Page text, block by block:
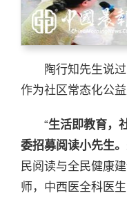
陶行知先生说
作为社区常态化公
“生活即教育，
委招募阅读小先生。
民阅读与全民健康
师，中西医全科医